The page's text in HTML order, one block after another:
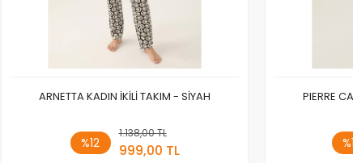
ARNETTA KADIN İKİLİ TAKIM - SİYAH
%12
1.138,00 TL
999,00 TL
Sepete Ekle
PIERRE